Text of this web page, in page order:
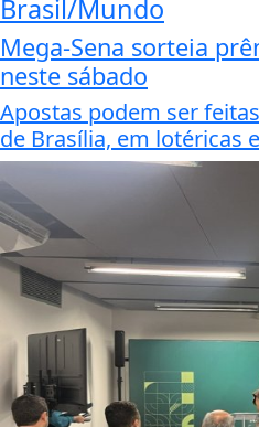
Brasil/Mundo
Mega-Sena sorteia
neste sábado
Apostas podem ser
de Brasília, em lotéricas